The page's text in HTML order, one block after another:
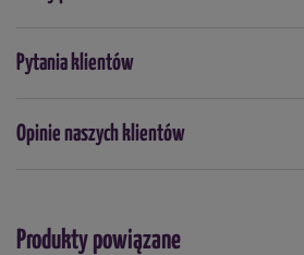
Symbol
5901828857751
Podmiot odpowiedzialny za ten produkt na terenie UE
Pytania klientów
Opinie naszych klientów
Produkty powiązane